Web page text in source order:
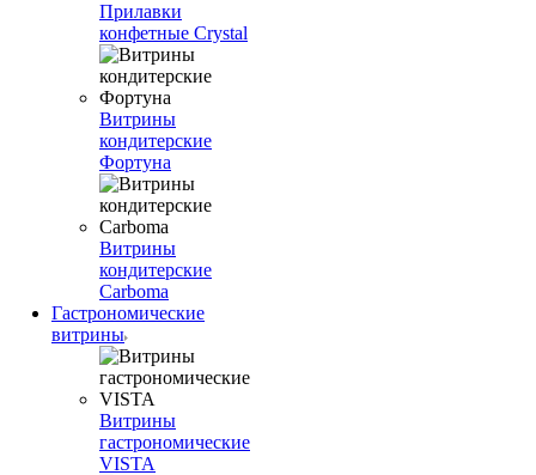
Прилавки
конфетные Crystal
Витрины
кондитерские
Фортуна
Витрины
кондитерские
Carboma
Гастрономические
витрины
Витрины
гастрономические
VISTA